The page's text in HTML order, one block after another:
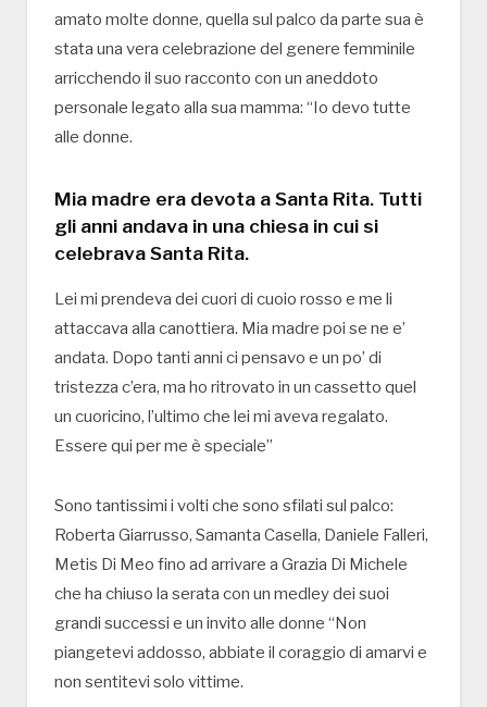
amato molte donne, quella sul palco da parte sua è
stata una vera celebrazione del genere femminile
arricchendo il suo racconto con un aneddoto
personale legato alla sua mamma: “Io devo tutte
alle donne.
Mia madre era devota a Santa Rita. Tutti
gli anni andava in una chiesa in cui si
celebrava Santa Rita.
Lei mi prendeva dei cuori di cuoio rosso e me li
attaccava alla canottiera. Mia madre poi se ne e’
andata. Dopo tanti anni ci pensavo e un po’ di
tristezza c’era, ma ho ritrovato in un cassetto quel
un cuoricino, l’ultimo che lei mi aveva regalato.
Essere qui per me è speciale”
Sono tantissimi i volti che sono sfilati sul palco:
Roberta Giarrusso, Samanta Casella, Daniele Falleri,
Metis Di Meo fino ad arrivare a Grazia Di Michele
che ha chiuso la serata con un medley dei suoi
grandi successi e un invito alle donne “Non
piangetevi addosso, abbiate il coraggio di amarvi e
non sentitevi solo vittime.